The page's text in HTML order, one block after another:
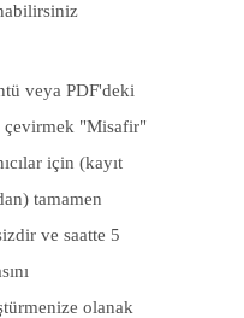
veya PDF'deki
çevirmek "Misafir"
için (kayıt
tamamen
ve saatte 5
olanak